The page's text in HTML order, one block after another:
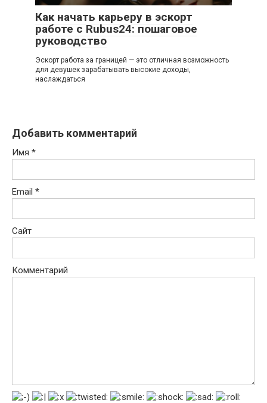
Как начать карьеру в эскорт
работе с Rubus24: пошаговое
руководство
Эскорт работа за границей — это отличная возможность
для девушек зарабатывать высокие доходы,
наслаждаться
Добавить комментарий
Имя *
Email *
Сайт
Комментарий